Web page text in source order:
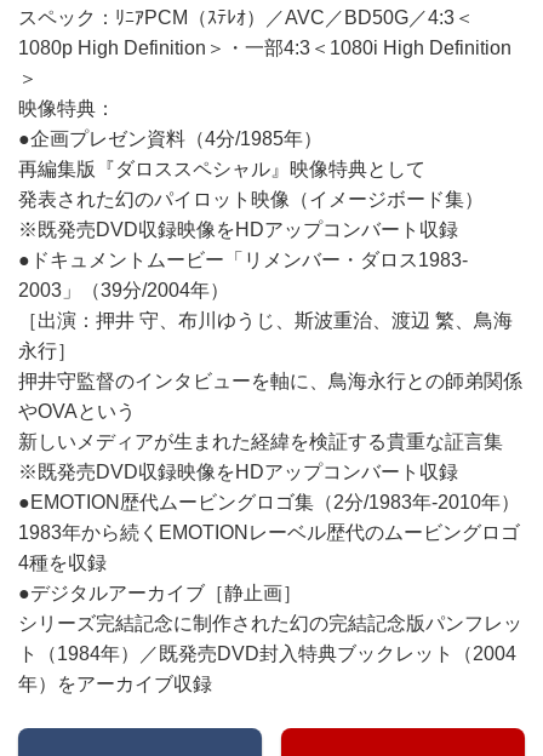
スペック：ﾘﾆｱPCM（ｽﾃﾚｵ）／AVC／BD50G／4:3＜
1080p High Definition＞・一部4:3＜1080i High Definition
＞
映像特典：
●企画プレゼン資料（4分/1985年）
再編集版『ダロススペシャル』映像特典として
発表された幻のパイロット映像（イメージボード集）
※既発売DVD収録映像をHDアップコンバート収録
●ドキュメントムービー「リメンバー・ダロス1983-
2003」（39分/2004年）
［出演：押井 守、布川ゆうじ、斯波重治、渡辺 繁、鳥海
永行］
押井守監督のインタビューを軸に、鳥海永行との師弟関係
やOVAという
新しいメディアが生まれた経緯を検証する貴重な証言集
※既発売DVD収録映像をHDアップコンバート収録
●EMOTION歴代ムービングロゴ集（2分/1983年-2010年）
1983年から続くEMOTIONレーベル歴代のムービングロゴ
4種を収録
●デジタルアーカイブ［静止画］
シリーズ完結記念に制作された幻の完結記念版パンフレッ
ト（1984年）／既発売DVD封入特典ブックレット（2004
年）をアーカイブ収録